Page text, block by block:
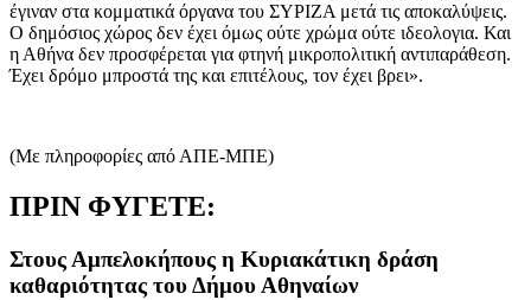
έγιναν στα κομματικά όργανα του ΣΥΡΙΖΑ μετά τις αποκαλύψεις.
Ο δημόσιος χώρος δεν έχει όμως ούτε χρώμα ούτε ιδεολογια. Και
η Αθήνα δεν προσφέρεται για φτηνή μικροπολιτική αντιπαράθεση.
Έχει δρόμο μπροστά της και επιτέλους, τον έχει βρει».
(Με πληροφορίες από ΑΠΕ-ΜΠΕ)
ΠΡΙΝ ΦΥΓΕΤΕ:
Στους Αμπελοκήπους η Κυριακάτικη δράση
καθαριότητας του Δήμου Αθηναίων